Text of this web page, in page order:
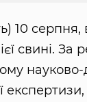
10 серпня,
свині. За
науково-